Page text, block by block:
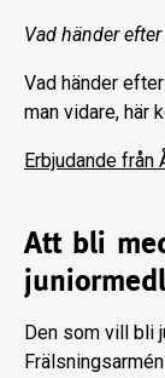
Vad händer
Vad händer
man vidare, här
Erbjudande
Att bli
Den som vill bli